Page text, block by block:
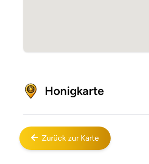
Zurück zur Karte
Honigkarte